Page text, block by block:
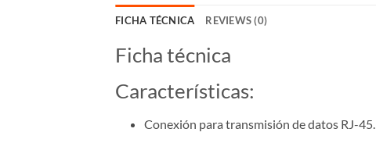
FICHA TÉCNICA REVIEWS (0)
Ficha técnica
Características:
Conexión para transmisión de datos RJ-45.